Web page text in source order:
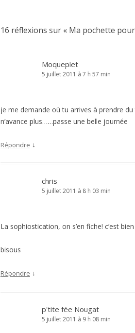
16 réflexions sur « Ma pochette
Moqueplet
5 juillet 2011 à 7 h 57 min
je me demande où tu arrives à prendre
n’avance plus……passe une belle journée
Répondre ↓
chris
5 juillet 2011 à 8 h 03 min
La sophiostication, on s’en fiche! c’est
bisous
Répondre ↓
p'tite fée Nougat
5 juillet 2011 à 9 h 08 min